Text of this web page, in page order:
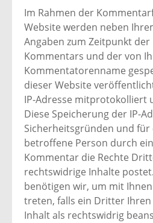
Im Rahmen der
Website werden neben
Angaben zum Zeitpunkt der
Kommentars und der von
Kommentatorenname
dieser Website
IP-Adresse mitprotokolliert
Diese Speicherung der IP-
Sicherheitsgründen und für
betroffene Person durch
Kommentar die Rechte
rechtswidrige Inhalte
benötigen wir, um mit
treten, falls ein Dritter
Inhalt als rechtswidrig